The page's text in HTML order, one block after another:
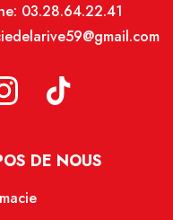
03.28.64.22.41
DE NOUS